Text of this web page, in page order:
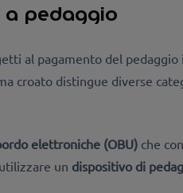
a pedaggio
al pagamento del pedaggio
croato distingue diverse
elettroniche (OBU) che
un dispositivo di